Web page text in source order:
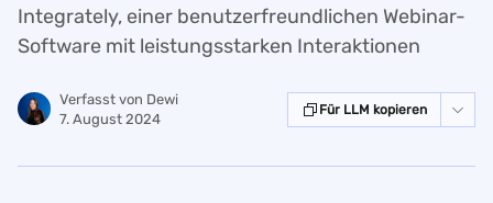
Integrately, einer benutzerfreundlichen Webinar-
Software mit leistungsstarken Interaktionen
Verfasst von Dewi
7. August 2024
Für LLM kopieren